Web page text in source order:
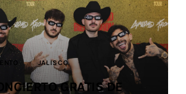
JALISCO
GRATIS DE